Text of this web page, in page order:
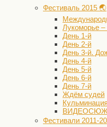
Фестиваль 2015 🌏
Лукоморье
День 1-й
День 2-й
День 3-й.
День 4-й
День 5-й
День 6-й
День 7-й
Ждём судей
Кульминация
Фестивали 2011-